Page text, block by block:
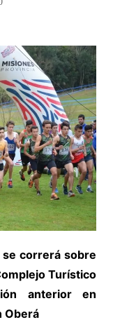
se correrá sobre
Turístico
anterior en
Oberá